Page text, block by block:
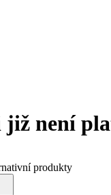
není
produkty